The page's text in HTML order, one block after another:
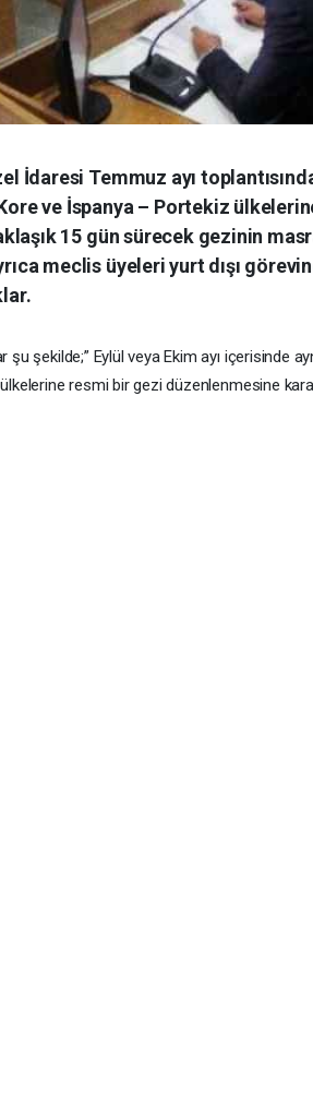
İdaresi Temmuz ayı
ve İspanya – Portekiz
15 gün sürecek gezinin
meclis üyeleri yurt dışı
şu şekilde;” Eylül veya Ekim ayı içerisinde
resmi bir gezi düzenlenmesine